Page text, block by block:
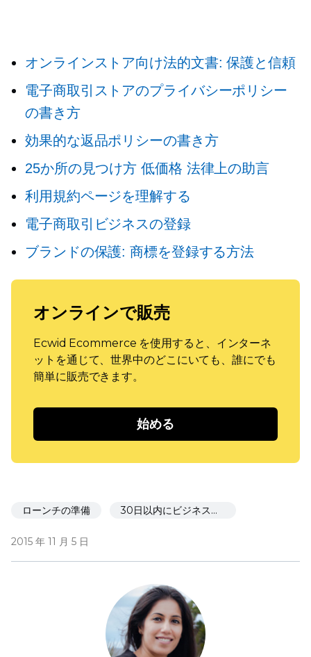
オンラインストア向け法的文書: 保護と信頼
電子商取引ストアのプライバシーポリシー
の書き方
効果的な返品ポリシーの書き方
25か所の見つけ方 低価格 法律上の助言
利用規約ページを理解する
電子商取引ビジネスの登録
ブランドの保護: 商標を登録する方法
オンラインで販売
Ecwid Ecommerce を使用すると、インターネ
ットを通じて、世界中のどこにいても、誰にでも
簡単に販売できます。
始める
ローンチの準備 30日以内にビジネスを立ち上げる
2015 年 11 月 5 日